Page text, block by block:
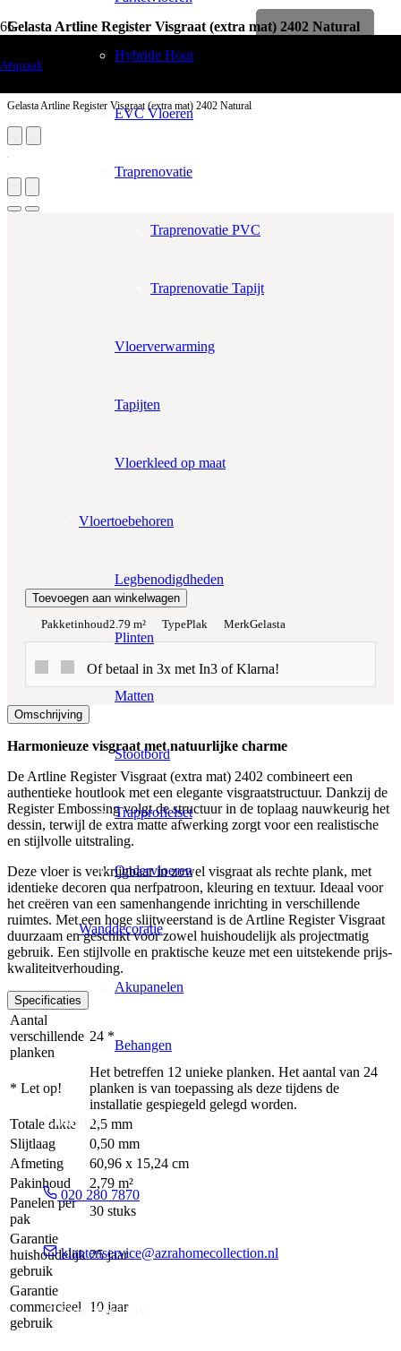
Afspraak
Hybride Hout
EVC Vloeren
Traprenovatie
Traprenovatie PVC
Traprenovatie Tapijt
Vloerverwarming
Tapijten
Vloerkleed op maat
Vloertoebehoren
Legbenodigdheden
Plinten
Matten
Stootbord
Trapprofielset
Ondervloeren
Wanddecoratie
Akupanelen
Behangen
Contact
020 280 7870
klantenservice@azrahomecollection.nl
Sierenborch 10
Gelasta Artline Register Visgraat (extra mat) 2402 Natural
Gelasta Artline Register Visgraat (extra mat) 2402 Natural
Toevoegen aan winkelwagen
Pakketinhoud2.79 m² TypePlak MerkGelasta
Of betaal in 3x met In3 of Klarna!
Omschrijving
Harmonieuze visgraat met natuurlijke charme
De Artline Register Visgraat (extra mat) 2402 combineert een
authentieke houtlook met een elegante visgraatstructuur. Dankzij de
Register Embossing volgt de structuur in de toplaag nauwkeurig het
dessin, terwijl de extra matte afwerking zorgt voor een realistische
en stijlvolle uitstraling.
Deze vloer is verkrijgbaar in zowel visgraat als rechte plank, met
identieke decoren qua nerfpatroon, kleuring en textuur. Ideaal voor
het creëren van een samenhangende inrichting in verschillende
ruimtes. Met een hoge slijtweerstand is de Artline Register Visgraat
duurzaam en geschikt voor zowel huishoudelijk als projectmatig
gebruik. Een stijlvolle en praktische keuze met een uitstekende prijs-
kwaliteitverhouding.
Specificaties
Aantal
verschillende
planken
24 *
* Let op!
Het betreffen 12 unieke planken. Het aantal van 24
planken is van toepassing als deze tijdens de
installatie gespiegeld gelegd worden.
Totale dikte
2,5 mm
Slijtlaag
0,50 mm
Afmeting
60,96 x 15,24 cm
Pakinhoud
2,79 m²
Panelen per
pak
30 stuks
Garantie
huishoudelijk
gebruik
25 jaar
Garantie
commercieel
gebruik
10 jaar